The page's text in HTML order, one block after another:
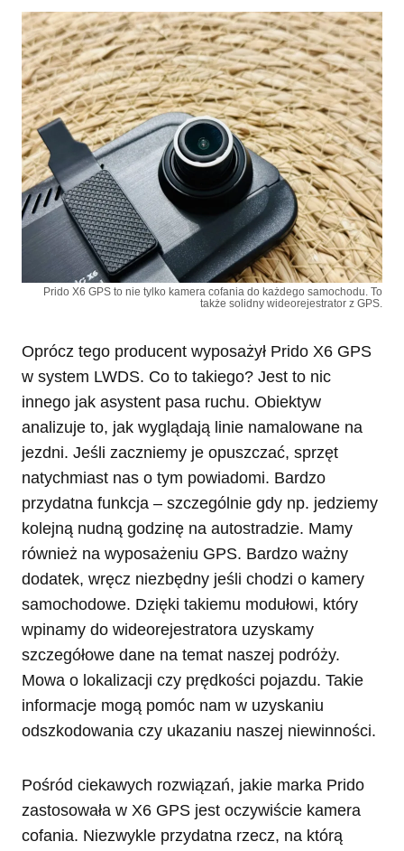
Prido X6 GPS to nie tylko kamera cofania do każdego samochodu. To
także solidny wideorejestrator z GPS.
Oprócz tego producent wyposażył Prido X6 GPS
w system LWDS. Co to takiego? Jest to nic
innego jak asystent pasa ruchu. Obiektyw
analizuje to, jak wyglądają linie namalowane na
jezdni. Jeśli zaczniemy je opuszczać, sprzęt
natychmiast nas o tym powiadomi. Bardzo
przydatna funkcja – szczególnie gdy np. jedziemy
kolejną nudną godzinę na autostradzie. Mamy
również na wyposażeniu GPS. Bardzo ważny
dodatek, wręcz niezbędny jeśli chodzi o kamery
samochodowe. Dzięki takiemu modułowi, który
wpinamy do wideorejestratora uzyskamy
szczegółowe dane na temat naszej podróży.
Mowa o lokalizacji czy prędkości pojazdu. Takie
informacje mogą pomóc nam w uzyskaniu
odszkodowania czy ukazaniu naszej niewinności.
Pośród ciekawych rozwiązań, jakie marka Prido
zastosowała w X6 GPS jest oczywiście kamera
cofania. Niezwykle przydatna rzecz, na którą